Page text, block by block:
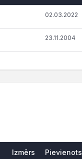
02.03.2022
23.11.2004
Izmērs Pievienots